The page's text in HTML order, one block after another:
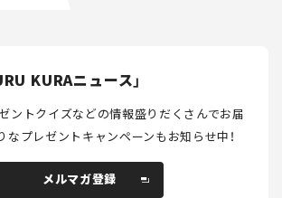
KURAニュース」
ントクイズなどの情報盛りだくさんでお届
なプレゼントキャンペーンもお知らせ中！
メルマガ登録